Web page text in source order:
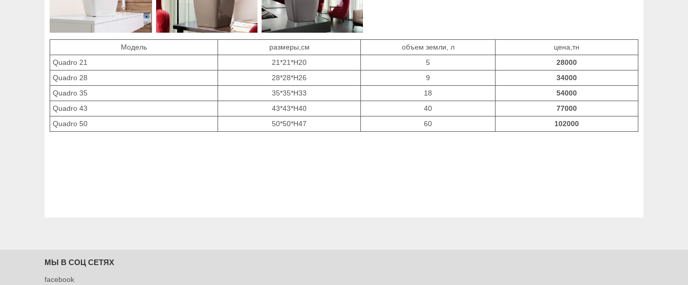
Модель размеры,см объем земли, л
цена,тн
Quadro 21
21*21*H20 5
28000
Quadro 28
28*28*H26 9
34000
Quadro 35
35*35*H33 18
54000
Quadro 43
43*43*H40 40
77000
Quadro 50
50*50*H47 60 102000
МЫ В СОЦ СЕТЯХ
facebook